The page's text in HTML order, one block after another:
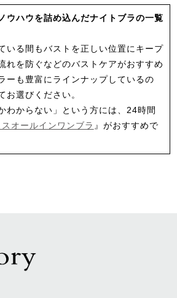
ウハウを詰め込んだナイトブラの一覧
いる間もバストを正しい位置にキープ
れを防ぐなどのバストケアがおすすめ
ーも豊富にラインナップしているの
お選びください。
わからない」という方には、 24時間
オールインワンブラ 』がおすすめで